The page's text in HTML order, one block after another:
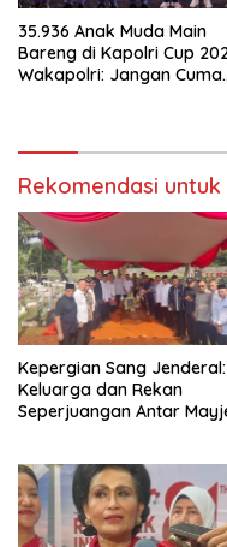
35.936 Anak Muda Main
Bareng di Kapolri Cup
Wakapolri: Jangan Cuma
Rekomendasi untuk
Kepergian Sang Jenderal:
Keluarga dan Rekan
Seperjuangan Antar
Terakhir